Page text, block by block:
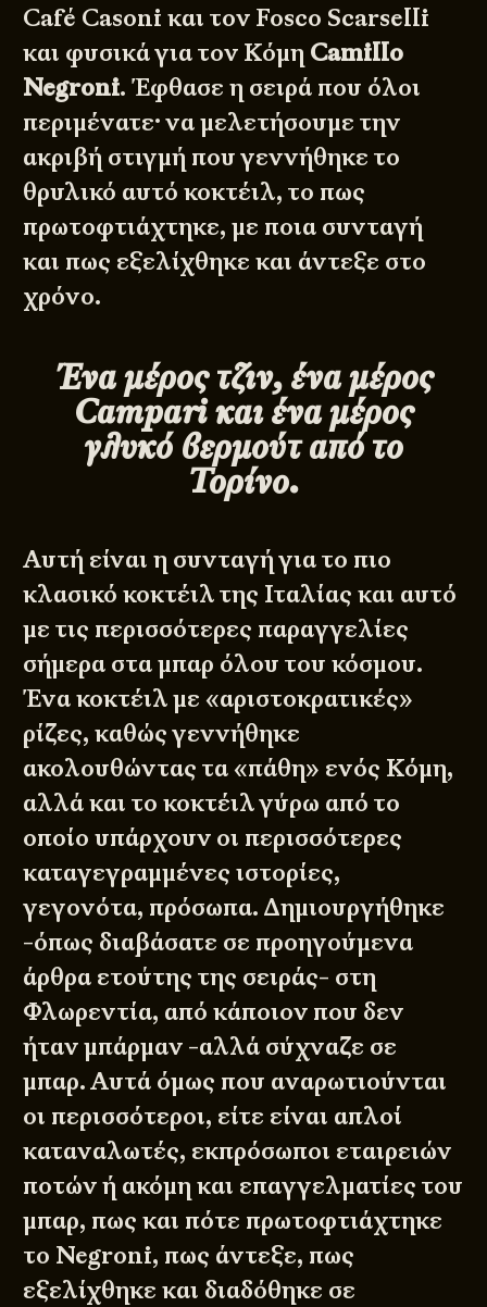
Café Casoni και τον Fosco Scarselli
και φυσικά για τον Κόμη Camillo
Negroni. Έφθασε η σειρά που όλοι
περιμένατε· να μελετήσουμε την
ακριβή στιγμή που γεννήθηκε το
θρυλικό αυτό κοκτέιλ, το πως
πρωτοφτιάχτηκε, με ποια συνταγή
και πως εξελίχθηκε και άντεξε στο
χρόνο.
Ένα μέρος τζιν, ένα μέρος
Campari και ένα μέρος
γλυκό βερμούτ από το
Τορίνο.
Αυτή είναι η συνταγή για το πιο
κλασικό κοκτέιλ της Ιταλίας και αυτό
με τις περισσότερες παραγγελίες
σήμερα στα μπαρ όλου του κόσμου.
Ένα κοκτέιλ με «αριστοκρατικές»
ρίζες, καθώς γεννήθηκε
ακολουθώντας τα «πάθη» ενός Κόμη,
αλλά και το κοκτέιλ γύρω από το
οποίο υπάρχουν οι περισσότερες
καταγεγραμμένες ιστορίες,
γεγονότα, πρόσωπα. Δημιουργήθηκε
-όπως διαβάσατε σε προηγούμενα
άρθρα ετούτης της σειράς- στη
Φλωρεντία, από κάποιον που δεν
ήταν μπάρμαν -αλλά σύχναζε σε
μπαρ. Αυτά όμως που αναρωτιούνται
οι περισσότεροι, είτε είναι απλοί
καταναλωτές, εκπρόσωποι εταιρειών
ποτών ή ακόμη και επαγγελματίες του
μπαρ, πως και πότε πρωτοφτιάχτηκε
το Negroni, πως άντεξε, πως
εξελίχθηκε και διαδόθηκε σε